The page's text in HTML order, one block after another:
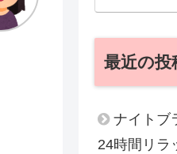
最近の投
ナイトブ
24時間リラ